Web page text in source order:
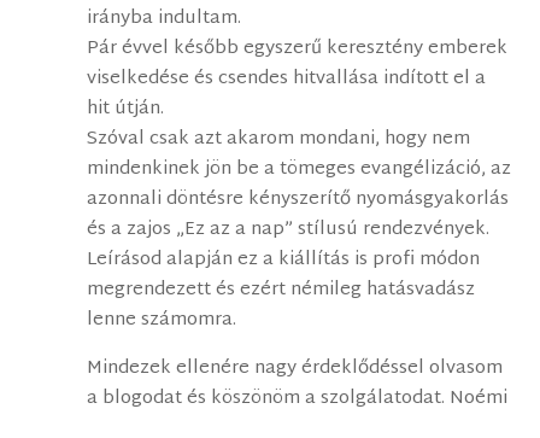
irányba indultam.
Pár évvel később egyszerű keresztény emberek
viselkedése és csendes hitvallása indított el a
hit útján.
Szóval csak azt akarom mondani, hogy nem
mindenkinek jön be a tömeges evangélizáció, az
azonnali döntésre kényszerítő nyomásgyakorlás
és a zajos „Ez az a nap” stílusú rendezvények.
Leírásod alapján ez a kiállítás is profi módon
megrendezett és ezért némileg hatásvadász
lenne számomra.
Mindezek ellenére nagy érdeklődéssel olvasom
a blogodat és köszönöm a szolgálatodat. Noémi